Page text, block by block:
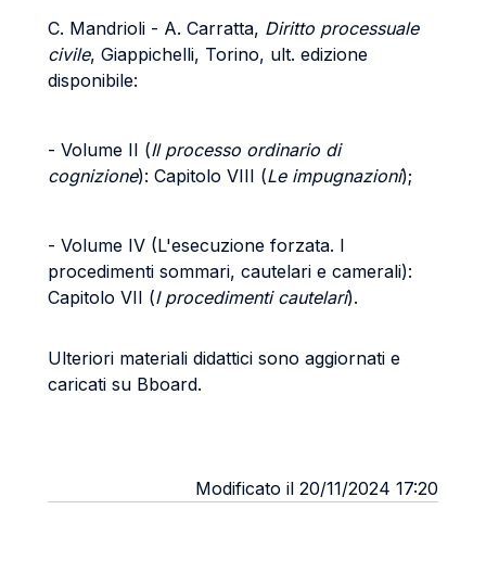
C. Mandrioli - A. Carratta, Diritto processuale
civile, Giappichelli, Torino, ult. edizione
disponibile:
- Volume II (Il processo ordinario di
cognizione): Capitolo VIII (Le impugnazioni);
- Volume IV (L'esecuzione forzata. I
procedimenti sommari, cautelari e camerali):
Capitolo VII (I procedimenti cautelari).
Ulteriori materiali didattici sono aggiornati e
caricati su Bboard.
Modificato il 20/11/2024 17:20